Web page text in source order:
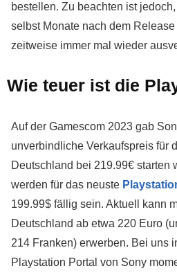
bestellen. Zu beachten ist
selbst Monate nach dem
zeitweise immer mal wieder
Wie teuer ist die
Auf der Gamescom 2023 gab
unverbindliche Verkaufspreis für
Deutschland bei 219.99€ starten
werden für das neuste
199.99$ fällig sein. Aktuell kann
Deutschland ab etwa 220 Euro
214 Franken) erwerben. Bei uns
Playstation Portal von Sony